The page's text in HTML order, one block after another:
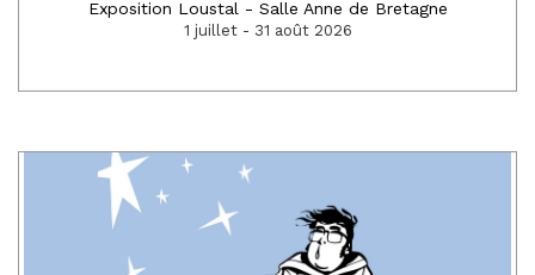
Exposition Loustal - Salle Anne de Bretagne
1 juillet - 31 août 2026